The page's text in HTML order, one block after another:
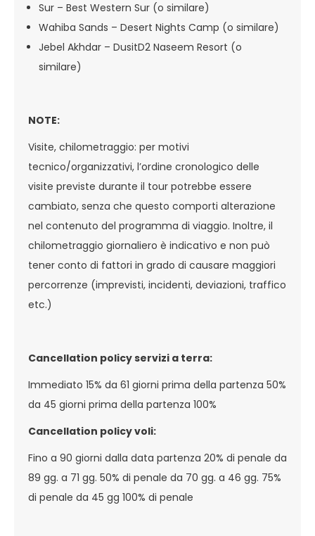
Sur – Best Western Sur (o similare)
Wahiba Sands – Desert Nights Camp (o similare)
Jebel Akhdar – DusitD2 Naseem Resort (o
similare)
NOTE:
Visite, chilometraggio: per motivi
tecnico/organizzativi, l’ordine cronologico delle
visite previste durante il tour potrebbe essere
cambiato, senza che questo comporti alterazione
nel contenuto del programma di viaggio. Inoltre, il
chilometraggio giornaliero è indicativo e non può
tener conto di fattori in grado di causare maggiori
percorrenze (imprevisti, incidenti, deviazioni, traffico
etc.)
Cancellation policy servizi a terra:
Immediato 15% da 61 giorni prima della partenza 50%
da 45 giorni prima della partenza 100%
Cancellation policy voli:
Fino a 90 giorni dalla data partenza 20% di penale da
89 gg. a 71 gg. 50% di penale da 70 gg. a 46 gg. 75%
di penale da 45 gg 100% di penale